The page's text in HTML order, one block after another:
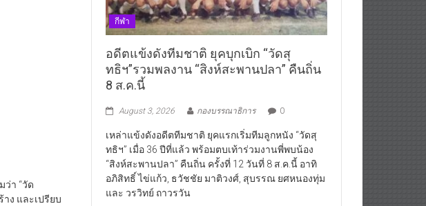
า “วัด
ง และเปรียบ
กีฬา
อดีตแข้งดังทีมชาติ ยุคบุกเบิก “วัดสุ
ทธิฯ”รวมพลงาน “สิงห์สะพานปลา” คืนถิ่น
8 ส.ค.นี้
August 3, 2026 กองบรรณาธิการ 0
เหล่าแข้งดังอดีตทีมชาติ ยุคแรกเริ่มทีมลูกหนัง “วัดสุ
ทธิฯ” เมื่อ 36 ปีที่แล้ว พร้อมตบเท้าร่วมงานพี่พบน้อง
“สิงห์สะพานปลา” คืนถิ่น ครั้งที่ 12 วันที่ 8 ส.ค.นี้ อาทิ
อภิสิทธิ์ ไข่แก้ว, ธวัชชัย มาติวงศ์, สุบรรณ ยศหนองทุ่ม
และ วรวิทย์ ถาวรวัน